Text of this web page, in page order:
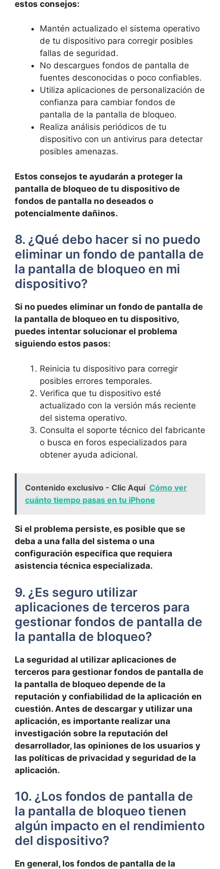
estos consejos:
Mantén actualizado el sistema operativo
de tu dispositivo para ⁤corregir posibles
fallas de seguridad.
No descargues fondos de pantalla ‌de
fuentes desconocidas o poco confiables.
Utiliza aplicaciones ‌de personalización de
confianza para cambiar fondos de
pantalla de la pantalla de bloqueo.
Realiza análisis periódicos de tu
dispositivo con un​ antivirus ‍para detectar
posibles amenazas.
Estos consejos te ayudarán a⁤ proteger la
pantalla de bloqueo de tu dispositivo de
fondos de⁣ pantalla no deseados o
potencialmente dañinos.
8. ¿Qué debo hacer si ⁣no​ puedo
eliminar un​ fondo de pantalla de‌
la pantalla de ‍bloqueo en‌ mi
dispositivo?
Si no ‍puedes eliminar un fondo de pantalla de
⁣la pantalla de bloqueo ⁤en tu dispositivo,
puedes intentar‍ solucionar el problema
siguiendo estos⁣ pasos:
Reinicia tu dispositivo para corregir
posibles errores ‌temporales.
Verifica que tu dispositivo esté
actualizado con la⁤ versión más reciente
del sistema‍ operativo.
Consulta el soporte técnico del ‍fabricante
o busca⁤ en foros especializados para
obtener ayuda adicional.
Contenido exclusivo - Clic Aquí Cómo ver
cuánto tiempo pasas en tu iPhone
Si el problema persiste, es⁢ posible que se
deba a una falla‌ del sistema o una
configuración ​específica que requiera
asistencia técnica especializada.
9. ¿Es⁣ seguro utilizar
aplicaciones de terceros para ​
gestionar​ fondos ⁣de pantalla de
la pantalla de bloqueo?
La seguridad al⁣ utilizar aplicaciones de
⁢terceros para gestionar fondos de pantalla​ de
la pantalla de bloqueo depende de la
‌reputación y confiabilidad de la aplicación⁤ en
cuestión.‍ Antes de descargar y utilizar una
aplicación, es importante realizar una
investigación sobre la⁤ reputación del
desarrollador, ​las opiniones de los usuarios y
las políticas de privacidad y seguridad de la
aplicación.
10. ¿Los ‍fondos de pantalla de
la pantalla de bloqueo ‌tienen
algún⁣ impacto en el rendimiento
del dispositivo?
En general, ​los ‍fondos de pantalla de la